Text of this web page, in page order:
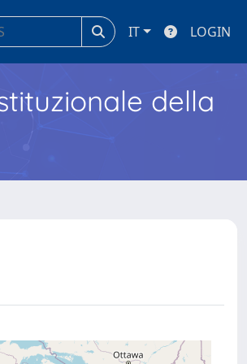
IT LOGIN
della